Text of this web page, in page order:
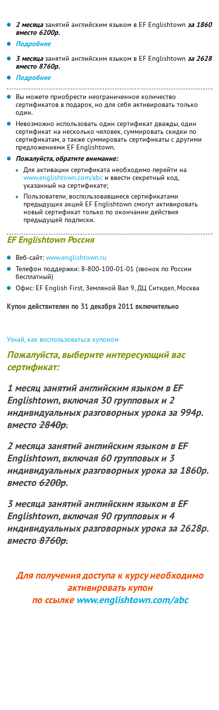
2 месяцазанятий английским языком в EF Englishtown за 1860
вместо 6200р.
Подробнее
3 месяцазанятий английским языком в EF Englishtown за 2628
вместо 8760р.
Подробнее
Вы можете приобрести неограниченное количество
сертификатов в подарок, но для себя активировать только
один.
Невозможно использовать один сертификат дважды, один
сертификат на несколько человек, суммировать скидки по
сертификатам, а также суммировать сертификаты с другими
предложениями EF Englishtown.
Пожалуйста, обратите внимание:
Для активации сертификата необходимо перейти на
www.englishtown.com/abc и ввести секретный код,
указанный на сертификате;
Пользователи, воспользовавшиеся сертификатами
предыдущих акций EF Englishtown смогут активировать
новый сертификат только по окончании действия
предыдущей подписки.
EF Englishtown Россия
Веб-сайт: www.englishtown.ru
Телефон поддержки: 8-800-100-01-01 (звонок по России
бесплатный)
Офис: EF English First, Земляной Вал 9, ДЦ Ситидел, Москва
Купон действителен по 31 декабря 2011 включительно
Узнай, как воспользоваться купоном
Пожалуйста, выберите интересующий вас
сертификат:
1 месяцзанятий английским языком в EF
Englishtown, включая 30 групповых и 2
индивидуальных разговорных уроказа 994р.
вместо2840р.
2 месяцазанятий английским языком в EF
Englishtown, включая 60 групповых и 3
индивидуальных разговорных уроказа 1860р.
вместо6200р.
3 месяцазанятий английским языком в EF
Englishtown, включая 90 групповых и 4
индивидуальных разговорных уроказа 2628р.
вместо8760р.
Для получения доступа к курсу необходимо
активировать купон
по ссылке www.englishtown.com/abc